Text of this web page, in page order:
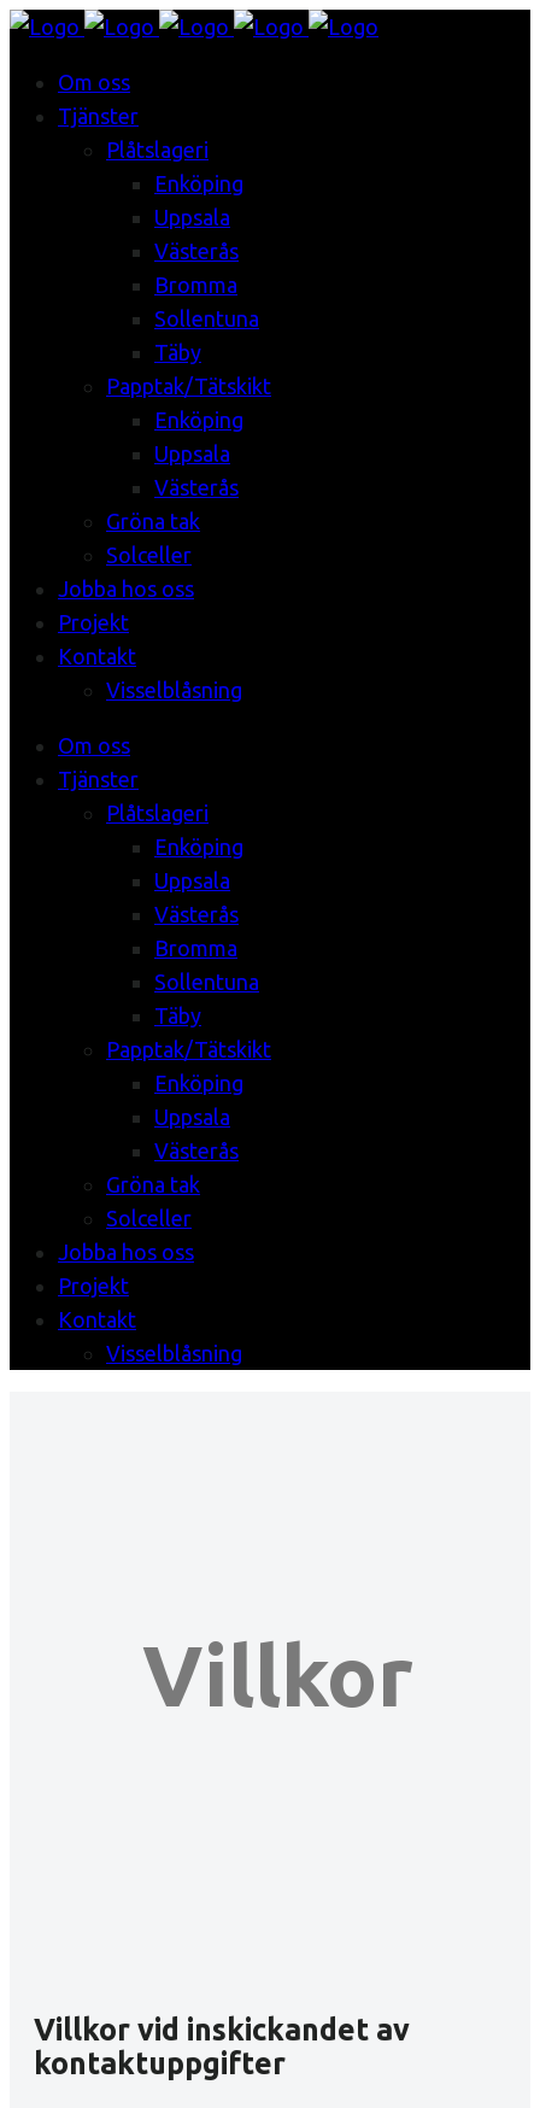
Om oss
Tjänster
Plåtslageri
Enköping
Uppsala
Västerås
Bromma
Sollentuna
Täby
Papptak/Tätskikt
Enköping
Uppsala
Västerås
Gröna tak
Solceller
Jobba hos oss
Projekt
Kontakt
Visselblåsning
Om oss
Tjänster
Plåtslageri
Enköping
Uppsala
Västerås
Bromma
Sollentuna
Täby
Papptak/Tätskikt
Enköping
Uppsala
Västerås
Gröna tak
Solceller
Jobba hos oss
Projekt
Kontakt
Visselblåsning
Villkor
Villkor vid inskickandet av
kontaktuppgifter